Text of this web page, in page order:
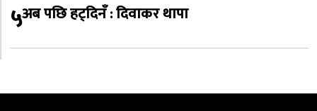
५अब पछि हट्दिनँ : दिवाकर थापा